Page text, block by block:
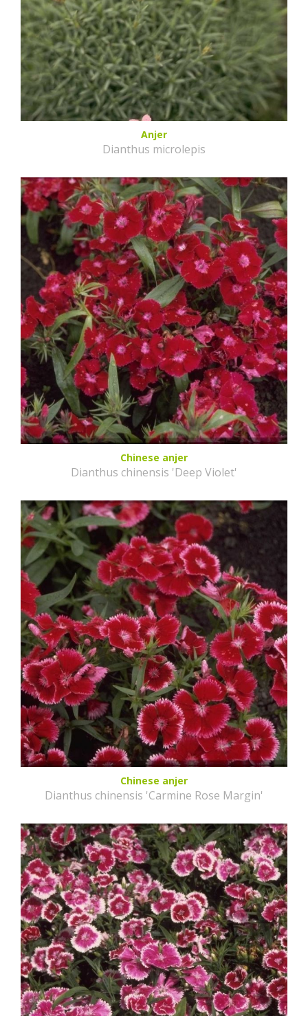
Anjer
Dianthus microlepis
Chinese anjer
Dianthus chinensis 'Deep Violet'
Chinese anjer
Dianthus chinensis 'Carmine Rose Margin'